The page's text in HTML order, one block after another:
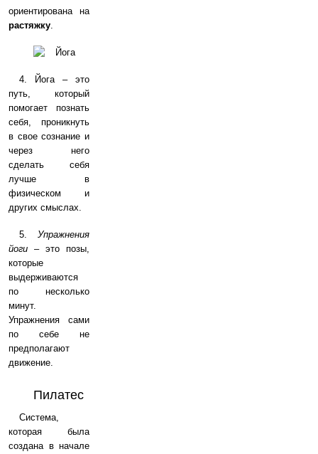
ориентирована на
растяжку.
4. Йога – это
путь, который
помогает познать
себя, проникнуть
в свое сознание и
через него
сделать себя
лучше в
физическом и
других смыслах.
5. Упражнения
йоги – это позы,
которые
выдерживаются
по несколько
минут.
Упражнения сами
по себе не
предполагают
движение.
Пилатес
Система,
которая была
создана в начале